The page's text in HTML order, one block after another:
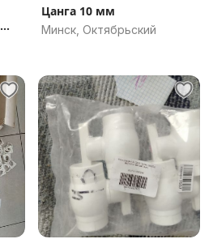
Цанга 10 мм
Минск, Октябрьский